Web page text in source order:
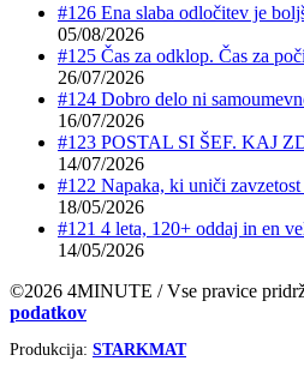
#126 Ena slaba odločitev je
05/08/2026
#125 Čas za odklop. Čas za
26/07/2026
#124 Dobro delo ni
16/07/2026
#123 POSTAL SI ŠEF. KAJ
14/07/2026
#122 Napaka, ki uniči zavzetost
18/05/2026
#121 4 leta, 120+ oddaj in en
14/05/2026
©2026 4MINUTE / Vse pravice
podatkov
Produkcija: STARKMAT